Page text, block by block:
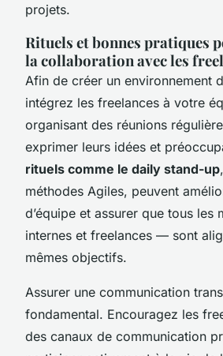
projets.
Rituels et bonnes pratiques
la collaboration avec les
Afin de créer un environnement
intégrez les freelances à votre
organisant des réunions
exprimer leurs idées et
rituels comme le daily stand-up
méthodes Agiles, peuvent
d’équipe et assurer que tous les
internes et freelances — sont
mêmes objectifs.
Assurer une communication
fondamental. Encouragez les
des canaux de communication